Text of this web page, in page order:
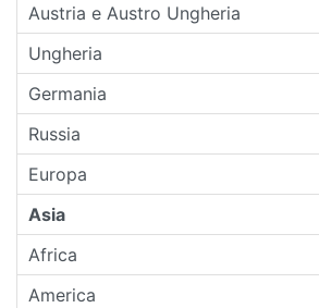
Austria e Austro Ungheria
Ungheria
Germania
Russia
Europa
Asia
Africa
America